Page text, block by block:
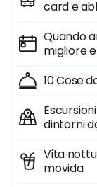
card e
Quando
migliore
10 Cose
dintorni
Vita
movida